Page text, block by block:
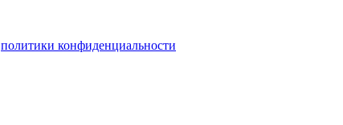
политики конфиденциальности